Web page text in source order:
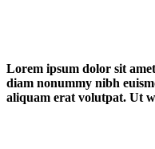
Lorem ipsum dolor sit
diam nonummy nibh
aliquam erat volutpat. Ut